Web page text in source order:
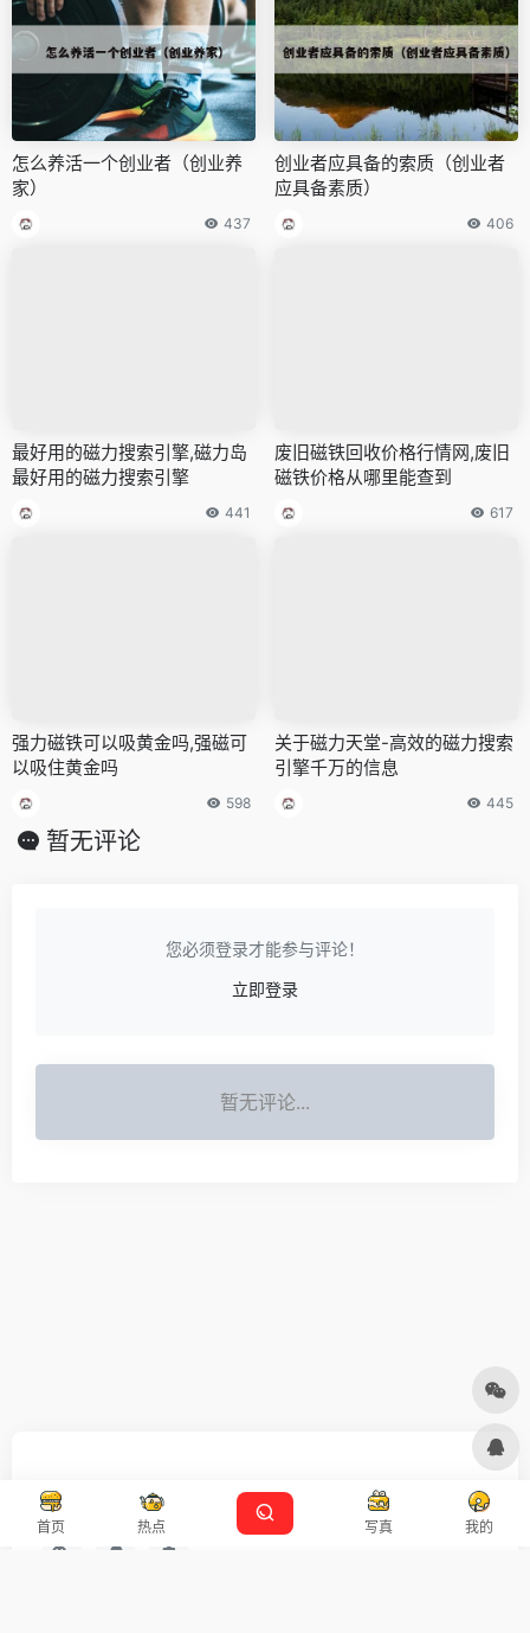
怎么养活一个创业者（创业养
家）
437
创业者应具备的索质（创业者
应具备素质）
406
最好用的磁力搜索引擎,磁力岛
最好用的磁力搜索引擎
441
废旧磁铁回收价格行情网,废旧
磁铁价格从哪里能查到
617
强力磁铁可以吸黄金吗,强磁可
以吸住黄金吗
598
关于磁力天堂-高效的磁力搜索
引擎千万的信息
445
暂无评论
您必须登录才能参与评论！
立即登录
暂无评论...
首页 热点 写真 我的
友链申请 免责声明 广告合作 设计师导航